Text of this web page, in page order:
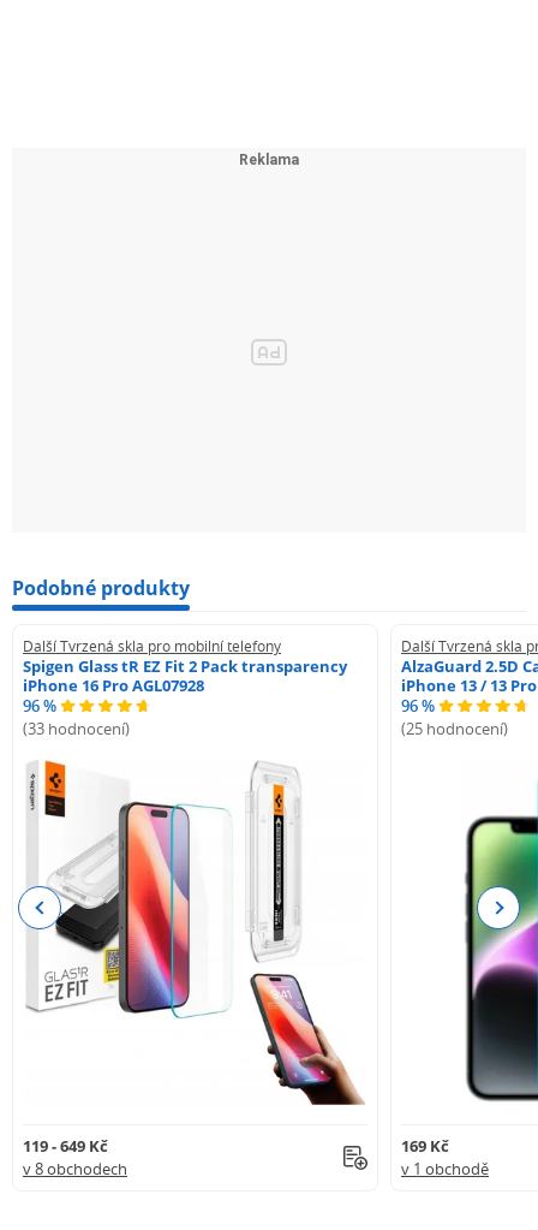
Podobné produkty
Další Tvrzená skla pro mobilní telefony
Spigen Glass tR EZ Fit 2 Pack transparency
iPhone 16 Pro AGL07928
96 %
(33 hodnocení)
119 - 649 Kč
v 8 obchodech
Další Tvrzená skla
AlzaGuard 2.5D
iPhone 13 / 13 Pro
96 %
(25 hodnocení)
169 Kč
v 1 obchodě
Previous Next